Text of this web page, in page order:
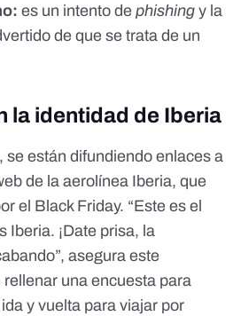
es un intento de phishing y la
de que se trata de un
la identidad de Iberia
se están difundiendo enlaces a
de la aerolínea Iberia, que
el Black Friday. “Este es el
Iberia. ¡Date prisa, la
asegura este
una encuesta para
y vuelta para viajar por